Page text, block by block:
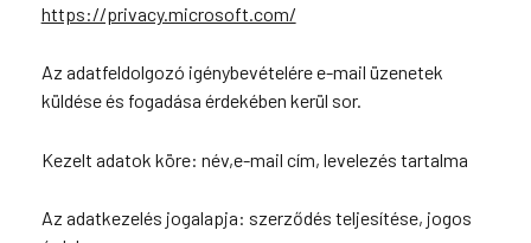
https://privacy.microsoft.com/
Az adatfeldolgozó igénybevételére e-mail üzenetek
küldése és fogadása érdekében kerül sor.
Kezelt adatok köre: név,e-mail cím, levelezés tartalma
Az adatkezelés jogalapja: szerződés teljesítése, jogos